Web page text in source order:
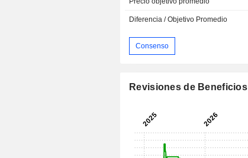
Diferencia / Objetivo Promedio
Consenso
Revisiones de Beneficios